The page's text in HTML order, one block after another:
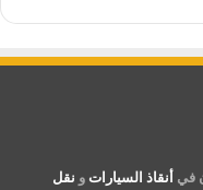
أنقاذ السيارات و نقل